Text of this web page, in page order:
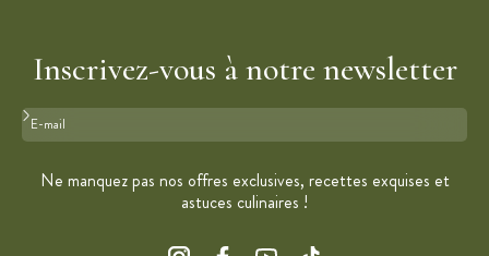
Inscrivez-vous à notre newsletter
Format : adresse@email.com
Ne manquez pas nos offres exclusives, recettes exquises et
astuces culinaires !